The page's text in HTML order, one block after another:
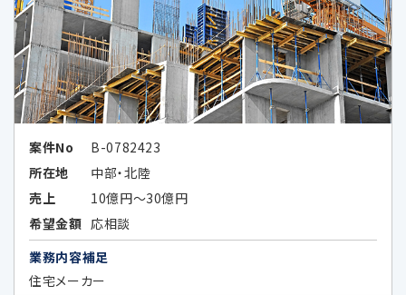
4.個人情報の第三者提供の制限
次の場合を除いてお客様の個人情報を第三者
に開示又は提供することはありません。
お客様ご本人が同意されている場合
法令などの定めにより開示が必要な場
合
当社が第三者に本ポリシーに定める利
用目的の達成に必要な範囲内において
個人データの取扱いの全部又は一部を
案件No
B-0782423
所在地
中部・北陸
売上
10億円～30億円
希望金額 応相談
業務内容補足
住宅メーカー